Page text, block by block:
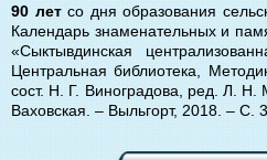
90 летсо дня образования
Календарь знаменательных и
«Сыктывдинская
Центральная библиотека,
сост. Н. Г. Виноградова, ред. Л.
Ваховская. – Выльгорт, 2018. – С.